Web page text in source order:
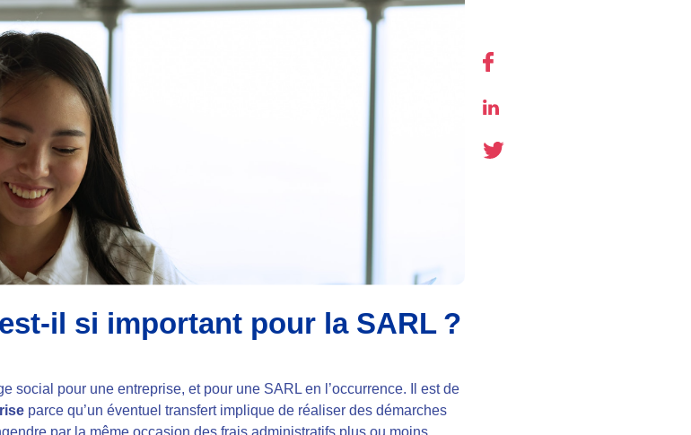
il si important pour la SARL ?
social pour une entreprise, et pour une SARL en l’occurrence. Il est de
parce qu’un éventuel transfert implique de réaliser des démarches
par la même occasion des frais administratifs plus ou moins